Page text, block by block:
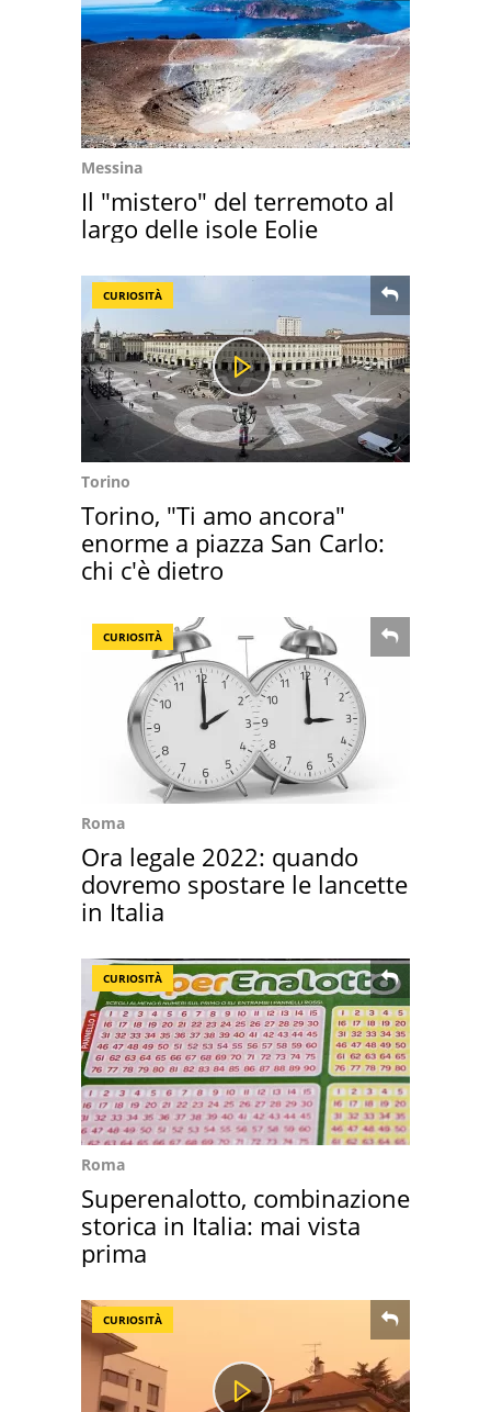
Messina
Il "mistero" del terremoto al
largo delle isole Eolie
CURIOSITÀ
Torino
Torino, "Ti amo ancora"
enorme a piazza San Carlo:
chi c'è dietro
CURIOSITÀ
Roma
Ora legale 2022: quando
dovremo spostare le lancette
in Italia
CURIOSITÀ
Roma
Superenalotto, combinazione
storica in Italia: mai vista
prima
CURIOSITÀ